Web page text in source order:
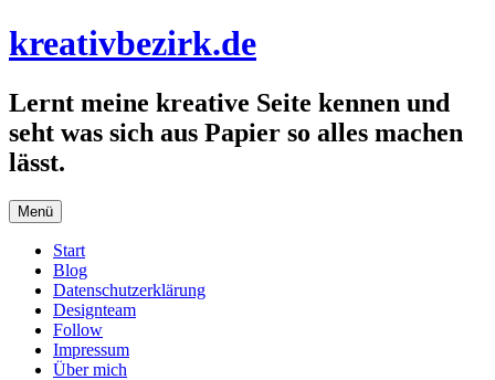
Zum
Inhalt
kreativbezirk.de
Lernt meine kreative Seite kennen und
seht was sich aus Papier so alles machen
lässt.
Menü
Start
Blog
Datenschutzerklärung
Designteam
Follow
Impressum
Über mich